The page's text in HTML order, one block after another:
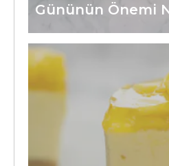
Gününün Önemi